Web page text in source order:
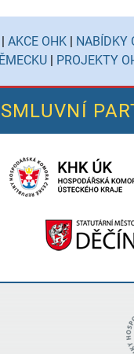
| AKCE OHK | NABÍDKY
| PROJEKTY
SMLUVNÍ